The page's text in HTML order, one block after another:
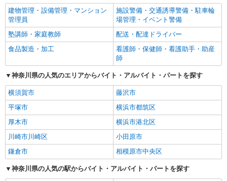
建物管理・設備管理・マンション
管理員
施設警備・交通誘導警備・駐車輪
場管理・イベント警備
塾講師・家庭教師
配送・配達ドライバー
食品製造・加工
看護師・保健師・看護助手・助産
師
神奈川県の人気のエリアからバイト・アルバイト・パートを探す
横須賀市
藤沢市
平塚市
横浜市都筑区
厚木市
横浜市港北区
川崎市川崎区
小田原市
鎌倉市
相模原市中央区
神奈川県の人気の駅からバイト・アルバイト・パートを探す